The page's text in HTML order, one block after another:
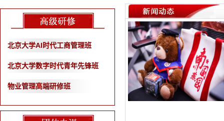
北京大学AI时代工商管理班
北京大学数字时代青年先锋班
物业管理高端研修班